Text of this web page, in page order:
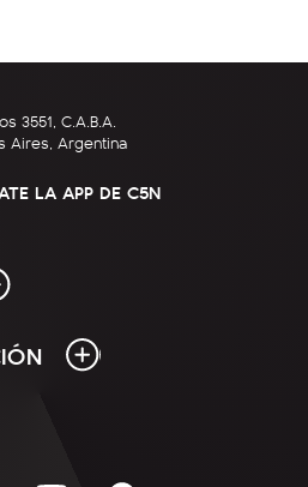
3551, C.A.B.A.
Aires, Argentina
LA APP DE C5N